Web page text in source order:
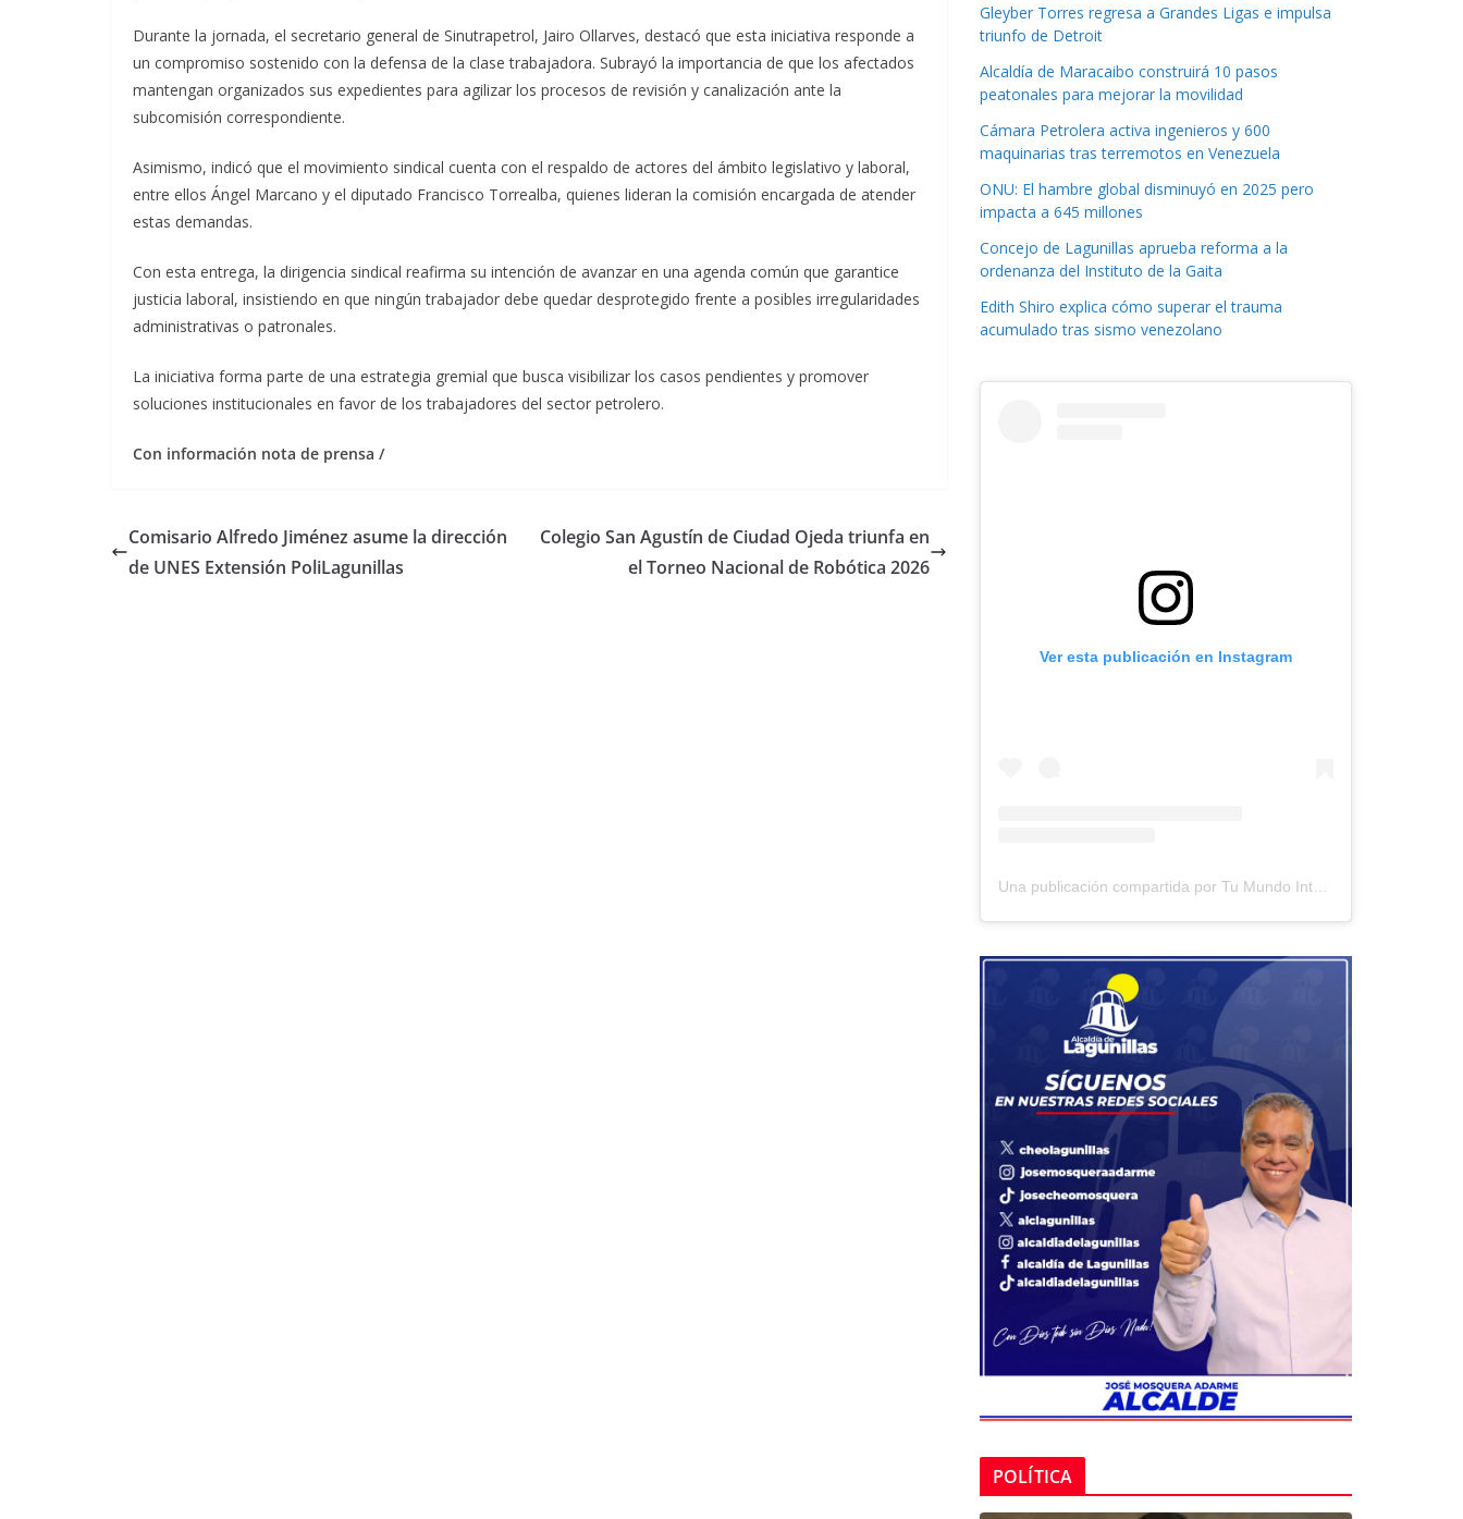
Durante la jornada, el secretario general de Sinutrapetrol, Jairo Ollarves, destacó que esta iniciativa responde a
un compromiso sostenido con la defensa de la clase trabajadora. Subrayó la importancia de que los afectados
mantengan organizados sus expedientes para agilizar los procesos de revisión y canalización ante la
subcomisión correspondiente.
Asimismo, indicó que el movimiento sindical cuenta con el respaldo de actores del ámbito legislativo y laboral,
entre ellos Ángel Marcano y el diputado Francisco Torrealba, quienes lideran la comisión encargada de atender
estas demandas.
Con esta entrega, la dirigencia sindical reafirma su intención de avanzar en una agenda común que garantice
justicia laboral, insistiendo en que ningún trabajador debe quedar desprotegido frente a posibles irregularidades
administrativas o patronales.
La iniciativa forma parte de una estrategia gremial que busca visibilizar los casos pendientes y promover
soluciones institucionales en favor de los trabajadores del sector petrolero.
Con información nota de prensa /
Comisario Alfredo Jiménez asume la dirección
de UNES Extensión PoliLagunillas
Colegio San Agustín de Ciudad Ojeda triunfa en
el Torneo Nacional de Robótica 2026
Gleyber Torres regresa a Grandes Ligas e impulsa
triunfo de Detroit
Alcaldía de Maracaibo construirá 10 pasos
peatonales para mejorar la movilidad
Cámara Petrolera activa ingenieros y 600
maquinarias tras terremotos en Venezuela
ONU: El hambre global disminuyó en 2025 pero
impacta a 645 millones
Concejo de Lagunillas aprueba reforma a la
ordenanza del Instituto de la Gaita
Edith Shiro explica cómo superar el trauma
acumulado tras sismo venezolano
Ver esta publicación en Instagram
Una publicación compartida por Tu Mundo Inter (@tumundointer)
POLÍTICA